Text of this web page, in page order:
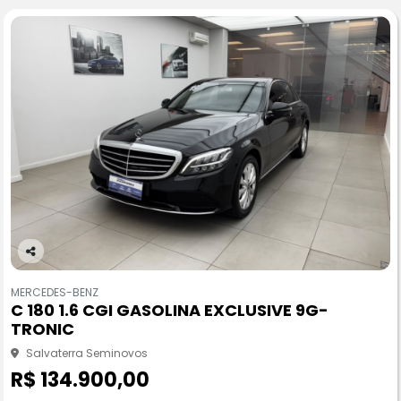
Co
pa
rtil
he
MERCEDES-BENZ
C 180 1.6 CGI GASOLINA EXCLUSIVE 9G-
TRONIC
Salvaterra Seminovos
R$ 134.900,00